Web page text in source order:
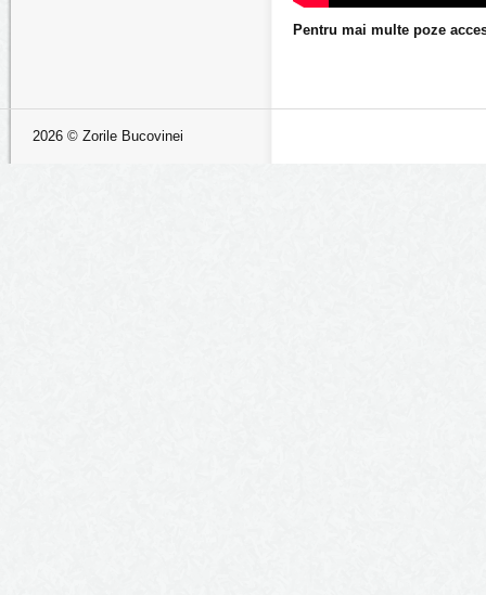
Pentru mai multe poze
2026 © Zorile Bucovinei